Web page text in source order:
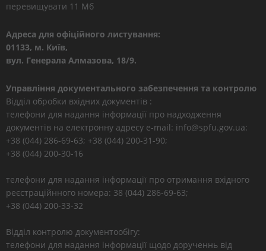
перевищувати 11 Мб
Адреса для офіційного листування:
01133, м. Київ,
вул. Генерала Алмазова, 18/9.
Управління документального забезпечення та контролю
Відділ обробки вхідних документів :
телефони для надання інформації про надходження
документів на електронну адресу e-mail: info@spfu.gov.ua:
+38 (044) 286-69-63; +38 (044) 200-31-90;
+38 (044) 200-30-16
телефони для надання інформації про отримання вхідного
реєстраційнного номера: 38 (044) 286-69-63;
+38 (044) 200-33-32
Відділ контролю документообігу:
телефони для надання інформації щодо дорученнь від